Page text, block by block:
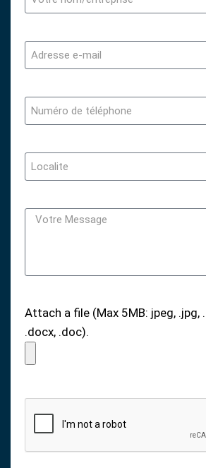
Attach a file (Max 5MB: jpeg, .jpg,
.docx, .doc).